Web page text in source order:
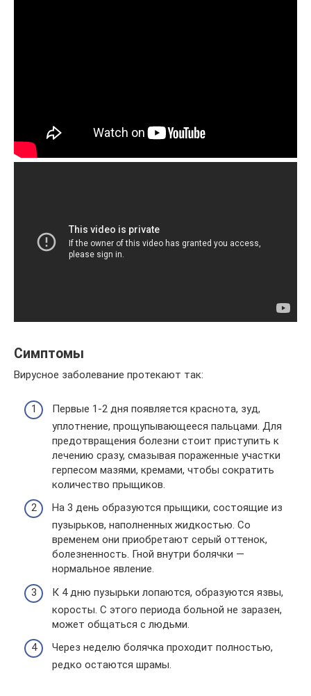
Симптомы
Вирусное заболевание протекают так:
Первые 1-2 дня появляется краснота, зуд,
уплотнение, прощупывающееся пальцами. Для
предотвращения болезни стоит приступить к
лечению сразу, смазывая пораженные участки
герпесом мазями, кремами, чтобы сократить
количество прыщиков.
На 3 день образуются прыщики, состоящие из
пузырьков, наполненных жидкостью. Со
временем они приобретают серый оттенок,
болезненность. Гной внутри болячки —
нормальное явление.
К 4 дню пузырьки лопаются, образуются язвы,
коросты. С этого периода больной не заразен,
может общаться с людьми.
Через неделю болячка проходит полностью,
редко остаются шрамы.